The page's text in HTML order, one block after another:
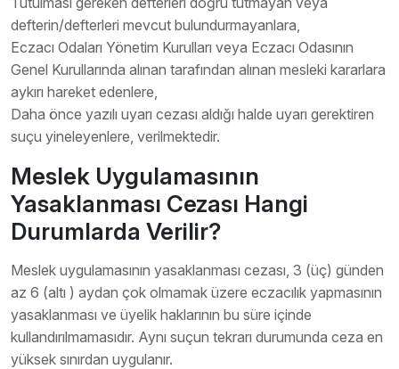
defterin/defterleri mevcut bulundurmayanlara,
Eczacı Odaları Yönetim Kurulları veya Eczacı Odasının
Genel Kurullarında alınan tarafından alınan mesleki kararlara
aykırı hareket edenlere,
Daha önce yazılı uyarı cezası aldığı halde uyarı gerektiren
suçu yineleyenlere, verilmektedir.
Meslek Uygulamasının
Yasaklanması Cezası Hangi
Durumlarda Verilir?
Meslek uygulamasının yasaklanması cezası, 3 (üç) günden
az 6 (altı ) aydan çok olmamak üzere eczacılık yapmasının
yasaklanması ve üyelik haklarının bu süre içinde
kullandırılmamasıdır. Aynı suçun tekrarı durumunda ceza en
yüksek sınırdan uygulanır.